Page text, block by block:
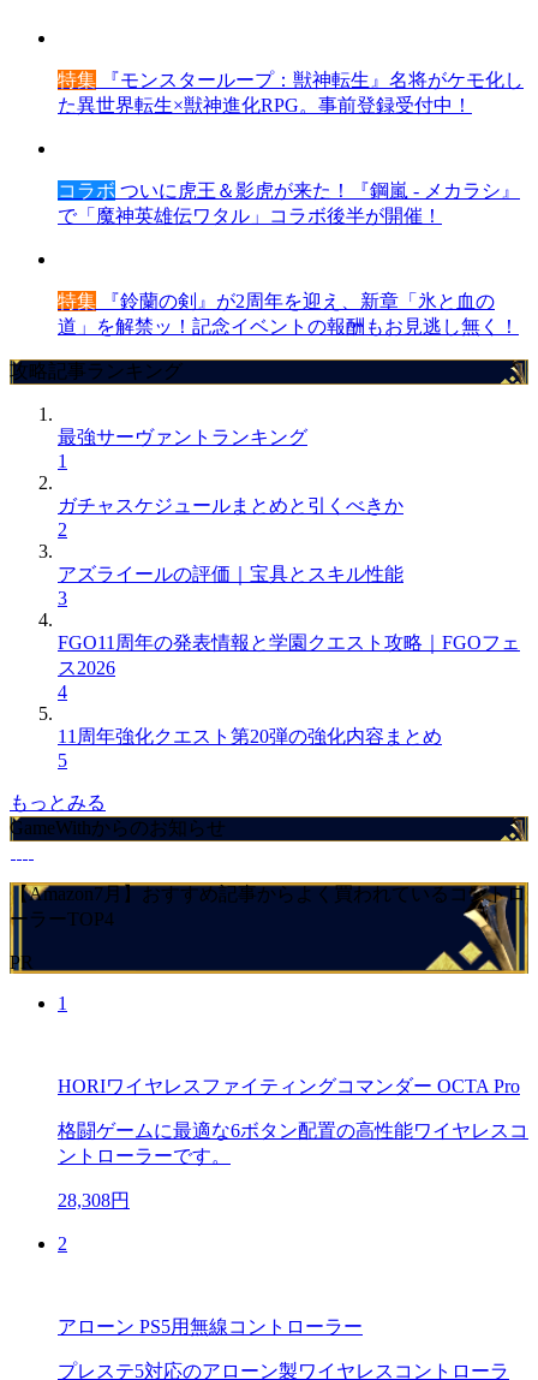
特集 『モンスターループ：獣神転生』名将がケモ化し
た異世界転生×獣神進化RPG。事前登録受付中！
コラボ ついに虎王＆影虎が来た！『鋼嵐 - メカラシ』
で「魔神英雄伝ワタル」コラボ後半が開催！
特集 『鈴蘭の剣』が2周年を迎え、新章「氷と血の
道」を解禁ッ！記念イベントの報酬もお見逃し無く！
攻略記事ランキング
最強サーヴァントランキング
1
ガチャスケジュールまとめと引くべきか
2
アズライールの評価｜宝具とスキル性能
3
FGO11周年の発表情報と学園クエスト攻略｜FGOフェ
ス2026
4
11周年強化クエスト第20弾の強化内容まとめ
5
もっとみる
GameWithからのお知らせ
【Amazon7月】おすすめ記事からよく買われているコントロ
ーラーTOP4
PR
1
HORIワイヤレスファイティングコマンダー OCTA Pro
格闘ゲームに最適な6ボタン配置の高性能ワイヤレスコ
ントローラーです。
28,308円
2
アローン PS5用無線コントローラー
プレステ5対応のアローン製ワイヤレスコントローラ